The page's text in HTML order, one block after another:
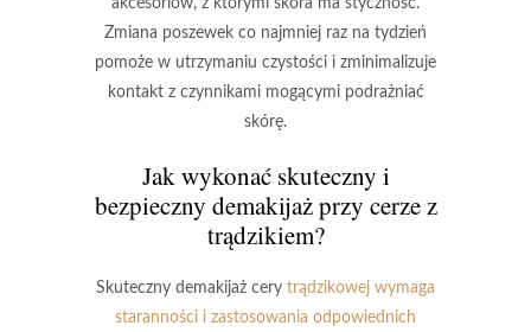
akcesoriów, z którymi skóra ma styczność.
Zmiana poszewek co najmniej raz na tydzień
pomoże w utrzymaniu czystości i zminimalizuje
kontakt z czynnikami mogącymi podrażniać
skórę.
Jak wykonać skuteczny i
bezpieczny demakijaż przy cerze z
trądzikiem?
Skuteczny demakijaż cery trądzikowej wymaga
staranności i zastosowania odpowiednich